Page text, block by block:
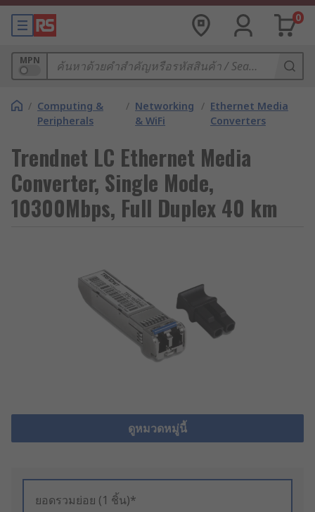
0
MPN
/ Computing &
Peripherals
/ Networking
& WiFi
/ Ethernet Media
Converters
Trendnet LC Ethernet Media
Converter, Single Mode,
10300Mbps, Full Duplex 40 km
ดูหมวดหมู่นี้
ยอดรวมย่อย (1 ชิ้น)*